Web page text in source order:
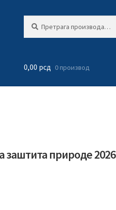
0,00 рсд 0 производ
заштита природе 2026